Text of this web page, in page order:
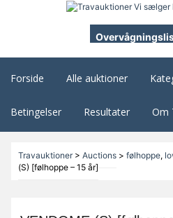
Forside Alle auktioner
Betingelser Resultater Om
Travauktioner> Auctions> følhoppe,
(S) [følhoppe – 15 år]